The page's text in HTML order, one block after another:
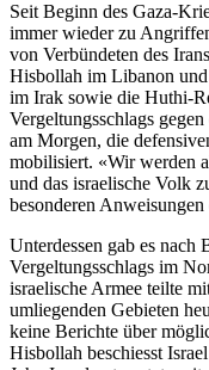
Seit Beginn des Gaza-
immer wieder zu
von Verbündeten des
Hisbollah im Libanon
im Irak sowie die Huthi-
Vergeltungsschlags
am Morgen, die
mobilisiert. «Wir werden
und das israelische Volk
besonderen
Unterdessen gab es nach
Vergeltungsschlags im
israelische Armee teilte
umliegenden Gebieten
keine Berichte über
Hisbollah beschiesst